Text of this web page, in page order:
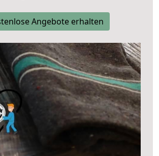
Angebote erhalten